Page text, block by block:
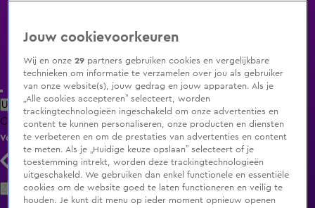
Uitzending Gemist Populaire programma's Zenders Genres
ClipsFilmsRadioSmart TV inlogShop
Volg KIJK
Zoeken
Jouw cookievoorkeuren
Wij en onze29 partners gebruiken cookies en vergelijkbare
technieken om informatie te verzamelen over jou als gebruiker
van onze website(s), jouw gedrag en jouw apparaten. Als je
„Alle cookies accepteren” selecteert, worden
trackingtechnologieën ingeschakeld om onze advertenties en
content te kunnen personaliseren, onze producten en diensten
te verbeteren en om de prestaties van advertenties en content
te meten. Als je „Huidige keuze opslaan” selecteert of je
toestemming intrekt, worden deze trackingtechnologieën
uitgeschakeld. We gebruiken dan enkel functionele en essentiële
cookies om de website goed te laten functioneren en veilig te
houden. Je kunt dit menu op ieder moment opnieuw openen